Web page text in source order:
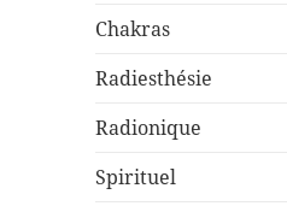
Chakras
Radiesthésie
Radionique
Spirituel